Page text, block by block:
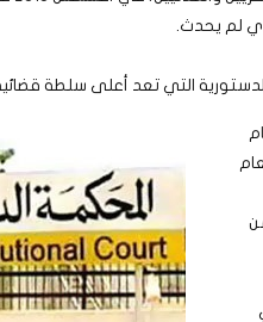
لم يحدث.
التي تعد أعلى سلطة